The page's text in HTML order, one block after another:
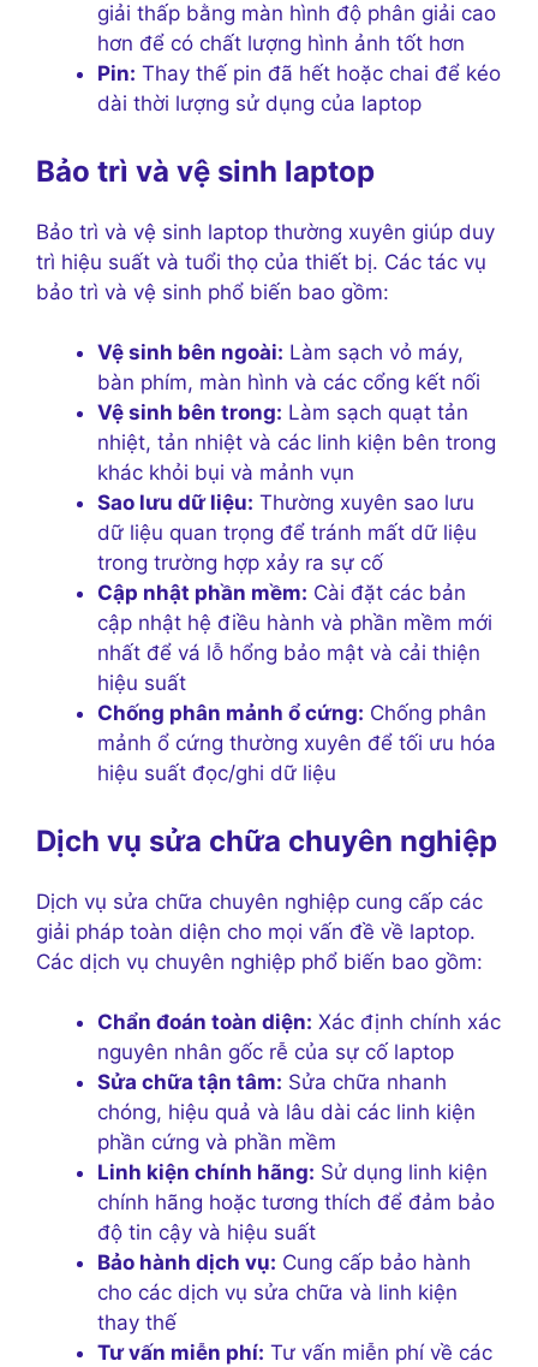
giải thấp bằng màn hình độ phân giải cao
hơn để có chất lượng hình ảnh tốt hơn
Pin: Thay thế pin đã hết hoặc chai để kéo
dài thời lượng sử dụng của laptop
Bảo trì và vệ sinh laptop
Bảo trì và vệ sinh laptop thường xuyên giúp duy
trì hiệu suất và tuổi thọ của thiết bị. Các tác vụ
bảo trì và vệ sinh phổ biến bao gồm:
Vệ sinh bên ngoài: Làm sạch vỏ máy,
bàn phím, màn hình và các cổng kết nối
Vệ sinh bên trong: Làm sạch quạt tản
nhiệt, tản nhiệt và các linh kiện bên trong
khác khỏi bụi và mảnh vụn
Sao lưu dữ liệu: Thường xuyên sao lưu
dữ liệu quan trọng để tránh mất dữ liệu
trong trường hợp xảy ra sự cố
Cập nhật phần mềm: Cài đặt các bản
cập nhật hệ điều hành và phần mềm mới
nhất để vá lỗ hổng bảo mật và cải thiện
hiệu suất
Chống phân mảnh ổ cứng: Chống phân
mảnh ổ cứng thường xuyên để tối ưu hóa
hiệu suất đọc/ghi dữ liệu
Dịch vụ sửa chữa chuyên nghiệp
Dịch vụ sửa chữa chuyên nghiệp cung cấp các
giải pháp toàn diện cho mọi vấn đề về laptop.
Các dịch vụ chuyên nghiệp phổ biến bao gồm:
Chẩn đoán toàn diện: Xác định chính xác
nguyên nhân gốc rễ của sự cố laptop
Sửa chữa tận tâm: Sửa chữa nhanh
chóng, hiệu quả và lâu dài các linh kiện
phần cứng và phần mềm
Linh kiện chính hãng: Sử dụng linh kiện
chính hãng hoặc tương thích để đảm bảo
độ tin cậy và hiệu suất
Bảo hành dịch vụ: Cung cấp bảo hành
cho các dịch vụ sửa chữa và linh kiện
thay thế
Tư vấn miễn phí: Tư vấn miễn phí về các